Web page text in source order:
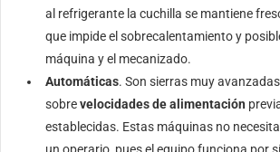
al refrigerante la cuchilla se mantiene
que impide el sobrecalentamiento y
máquina y el mecanizado.
Automáticas. Son sierras muy
sobrevelocidades de alimentación
establecidas. Estas máquinas no
un operario, pues el equipo funciona por